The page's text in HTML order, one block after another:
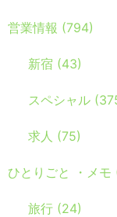
営業情報 (794)
新宿 (43)
スペシャル
求人 (75)
ひとりごと ・メモ
旅行 (24)